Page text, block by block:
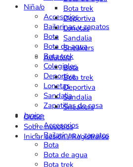
Niña/o
Accesorios
Bailarinas y zapatos
Bota
Bota de agua
Bota trek
Colegiales
Deportiva
Lonetas
Sandalia
Zapatillas de casa
Junior
Accesorios
Bailarinas y zapatos
Bota
Bota de agua
Bota trek
Bota trek
Deportiva
Lonetas
Sandalia
Sneakers
Adulto/a
Bota
Bota trek
Deportiva
Sandalia
Sneakers
Outlet
Sobre nosotros
Iniciar sesión / Registrarse